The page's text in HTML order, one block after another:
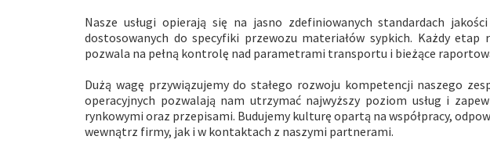
Nasze usługi opierają się na jasno zdefiniowanych standardach
dostosowanych do specyfiki przewozu materiałów sypkich. Każdy
pozwala na pełną kontrolę nad parametrami transportu i bieżące
Dużą wagę przywiązujemy do stałego rozwoju kompetencji naszego
operacyjnych pozwalają nam utrzymać najwyższy poziom usług i
rynkowymi oraz przepisami. Budujemy kulturę opartą na współpracy,
wewnątrz firmy, jak i w kontaktach z naszymi partnerami.